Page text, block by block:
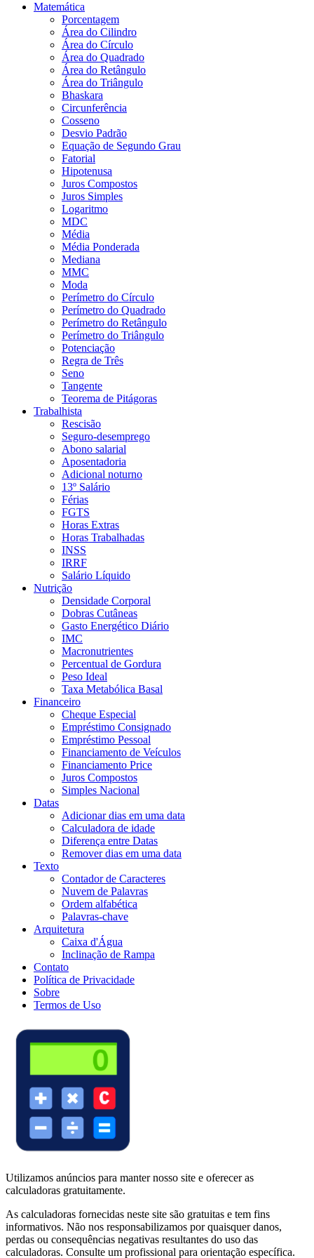
Matemática
Porcentagem
Área do Cilindro
Área do Círculo
Área do Quadrado
Área do Retângulo
Área do Triângulo
Bhaskara
Circunferência
Cosseno
Desvio Padrão
Equação de Segundo Grau
Fatorial
Hipotenusa
Juros Compostos
Juros Simples
Logaritmo
MDC
Média
Média Ponderada
Mediana
MMC
Moda
Perímetro do Círculo
Perímetro do Quadrado
Perímetro do Retângulo
Perímetro do Triângulo
Potenciação
Regra de Três
Seno
Tangente
Teorema de Pitágoras
Trabalhista
Rescisão
Seguro-desemprego
Abono salarial
Aposentadoria
Adicional noturno
13º Salário
Férias
FGTS
Horas Extras
Horas Trabalhadas
INSS
IRRF
Salário Líquido
Nutrição
Densidade Corporal
Dobras Cutâneas
Gasto Energético Diário
IMC
Macronutrientes
Percentual de Gordura
Peso Ideal
Taxa Metabólica Basal
Financeiro
Cheque Especial
Empréstimo Consignado
Empréstimo Pessoal
Financiamento de Veículos
Financiamento Price
Juros Compostos
Simples Nacional
Datas
Adicionar dias em uma data
Calculadora de idade
Diferença entre Datas
Remover dias em uma data
Texto
Contador de Caracteres
Nuvem de Palavras
Ordem alfabética
Palavras-chave
Arquitetura
Caixa d'Água
Inclinação de Rampa
Contato
Política de Privacidade
Sobre
Termos de Uso
Utilizamos anúncios para manter nosso site e oferecer as
calculadoras gratuitamente.
As calculadoras fornecidas neste site são gratuitas e tem fins
informativos. Não nos responsabilizamos por quaisquer danos,
perdas ou consequências negativas resultantes do uso das
calculadoras. Consulte um profissional para orientação específica.